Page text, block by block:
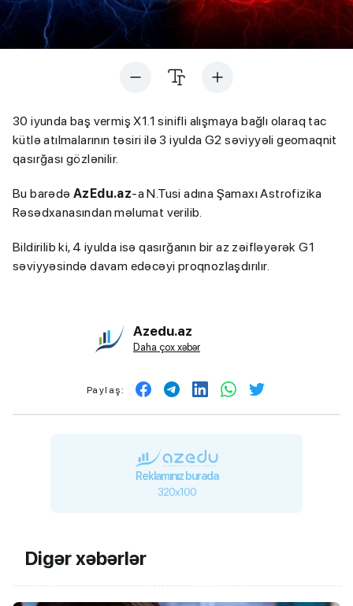
30 iyunda baş vermiş X1.1 sinifli alışmaya bağlı olaraq tac
kütlə atılmalarının təsiri ilə 3 iyulda G2 səviyyəli geomaqnit
qasırğası gözlənilir.
Bu barədə AzEdu.az-a N.Tusi adına Şamaxı Astrofizika
Rəsədxanasından məlumat verilib.
Bildirilib ki, 4 iyulda isə qasırğanın bir az zəifləyərək G1
səviyyəsində davam edəcəyi proqnozlaşdırılır.
Azedu.az
Daha çox xəbər
Paylaş:
Reklamınız burada
320x100
Digər xəbərlər